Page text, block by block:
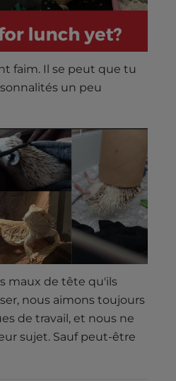
faim. Il se peut que tu
un peu
maux de tête qu'ils
nous aimons toujours
de travail, et nous ne
sujet. Sauf peut-être